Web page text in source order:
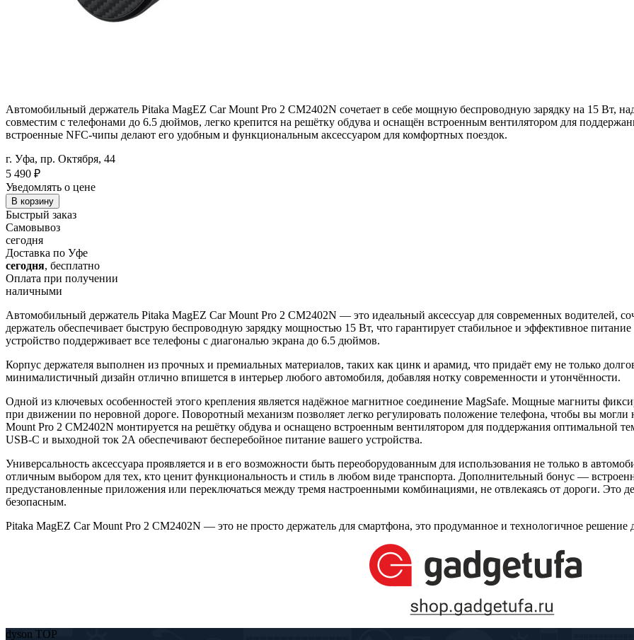
Автомобильный держатель Pitaka MagEZ Car Mount Pro 2 CM2402N сочетает в себе мощную беспроводную зарядку на 15 Вт,
совместим с телефонами до 6.5 дюймов, легко крепится на решётку обдува и оснащён встроенным вентилятором для
встроенные NFC-чипы делают его удобным и функциональным аксессуаром для комфортных поездок.
г. Уфа, пр. Октября, 44
5 490 ₽
Уведомлять о цене
В корзину
Быстрый заказ
Самовывоз
сегодня
Доставка по Уфе
сегодня, бесплатно
Оплата при получении
наличными
Автомобильный держатель Pitaka MagEZ Car Mount Pro 2 CM2402N — это идеальный аксессуар для современных водителей,
держатель обеспечивает быструю беспроводную зарядку мощностью 15 Вт, что гарантирует стабильное и эффективное
устройство поддерживает все телефоны с диагональю экрана до 6.5 дюймов.
Корпус держателя выполнен из прочных и премиальных материалов, таких как цинк и арамид, что придаёт ему не только
минималистичный дизайн отлично впишется в интерьер любого автомобиля, добавляя нотку современности и утончённости.
Одной из ключевых особенностей этого крепления является надёжное магнитное соединение MagSafe. Мощные магниты
при движении по неровной дороге. Поворотный механизм позволяет легко регулировать положение телефона, чтобы вы
Mount Pro 2 CM2402N монтируется на решётку обдува и оснащено встроенным вентилятором для поддержания оптимальной
USB-C и выходной ток 2А обеспечивают бесперебойное питание вашего устройства.
Универсальность аксессуара проявляется и в его возможности быть переоборудованным для использования не только в
отличным выбором для тех, кто ценит функциональность и стиль в любом виде транспорта. Дополнительный бонус —
предустановленные приложения или переключаться между тремя настроенными комбинациями, не отвлекаясь от дороги. Это
безопасным.
Pitaka MagEZ Car Mount Pro 2 CM2402N — это не просто держатель для смартфона, это продуманное и технологичное решение
dyson TOP